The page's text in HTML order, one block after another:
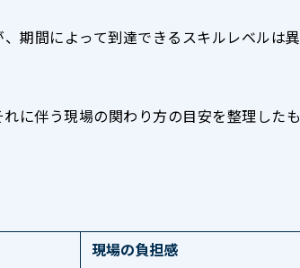
期間によって到達できるスキルレベルは異
に伴う現場の関わり方の目安を整理したも
現場の負担感